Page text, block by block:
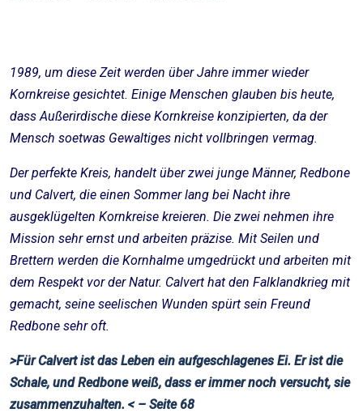
1989, um diese Zeit werden über Jahre immer wieder
Kornkreise gesichtet. Einige Menschen glauben bis heute,
dass Außerirdische diese Kornkreise konzipierten, da der
Mensch soetwas Gewaltiges nicht vollbringen vermag.
Der perfekte Kreis, handelt über zwei junge Männer, Redbone
und Calvert, die einen Sommer lang bei Nacht ihre
ausgeklügelten Kornkreise kreieren. Die zwei nehmen ihre
Mission sehr ernst und arbeiten präzise. Mit Seilen und
Brettern werden die Kornhalme umgedrückt und arbeiten mit
dem Respekt vor der Natur. Calvert hat den Falklandkrieg mit
gemacht, seine seelischen Wunden spürt sein Freund
Redbone sehr oft.
>Für Calvert ist das Leben ein aufgeschlagenes Ei. Er ist die
Schale, und Redbone weiß, dass er immer noch versucht, sie
zusammenzuhalten. < – Seite 68